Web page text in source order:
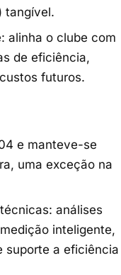
tangível.
alinha o clube com
de eficiência,
futuros.
e manteve-se
uma exceção na
análises
inteligente,
suporte a eficiência